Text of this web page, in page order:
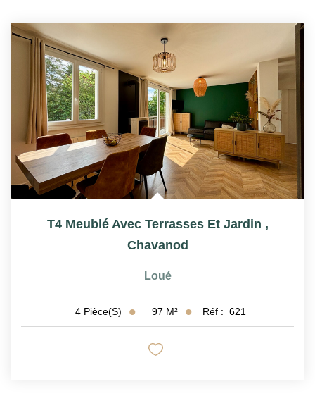
T4 Meublé Avec Terrasses Et Jardin ,
Chavanod
Loué
4 Pièce(s) 97 M² Réf : 621